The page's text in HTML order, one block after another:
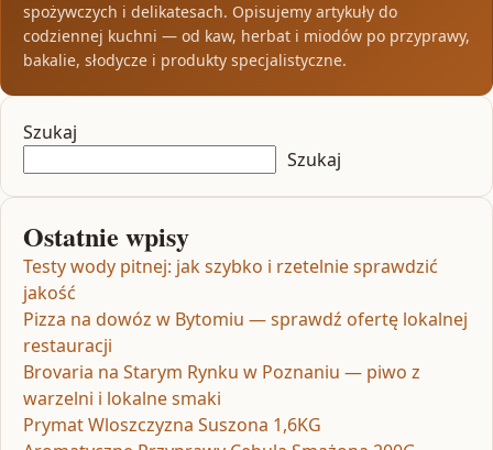
spożywczych i delikatesach. Opisujemy artykuły do
codziennej kuchni — od kaw, herbat i miodów po przyprawy,
bakalie, słodycze i produkty specjalistyczne.
Szukaj
Szukaj
Ostatnie wpisy
Testy wody pitnej: jak szybko i rzetelnie sprawdzić
jakość
Pizza na dowóz w Bytomiu — sprawdź ofertę lokalnej
restauracji
Brovaria na Starym Rynku w Poznaniu — piwo z
warzelni i lokalne smaki
Prymat Wloszczyzna Suszona 1,6KG